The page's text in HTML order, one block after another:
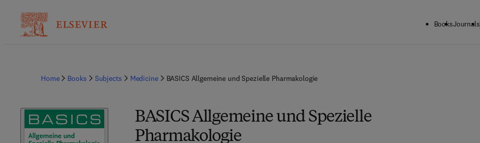
BooksJournals
Home Books Subjects Medicine BASICS Allgemeine und Spezielle Pharmakologie
BASICS Allgemeine und Spezielle
Pharmakologie